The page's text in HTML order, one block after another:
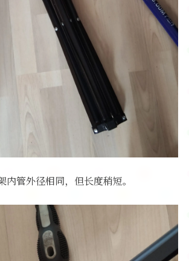
内管外径相同，但长度稍短。